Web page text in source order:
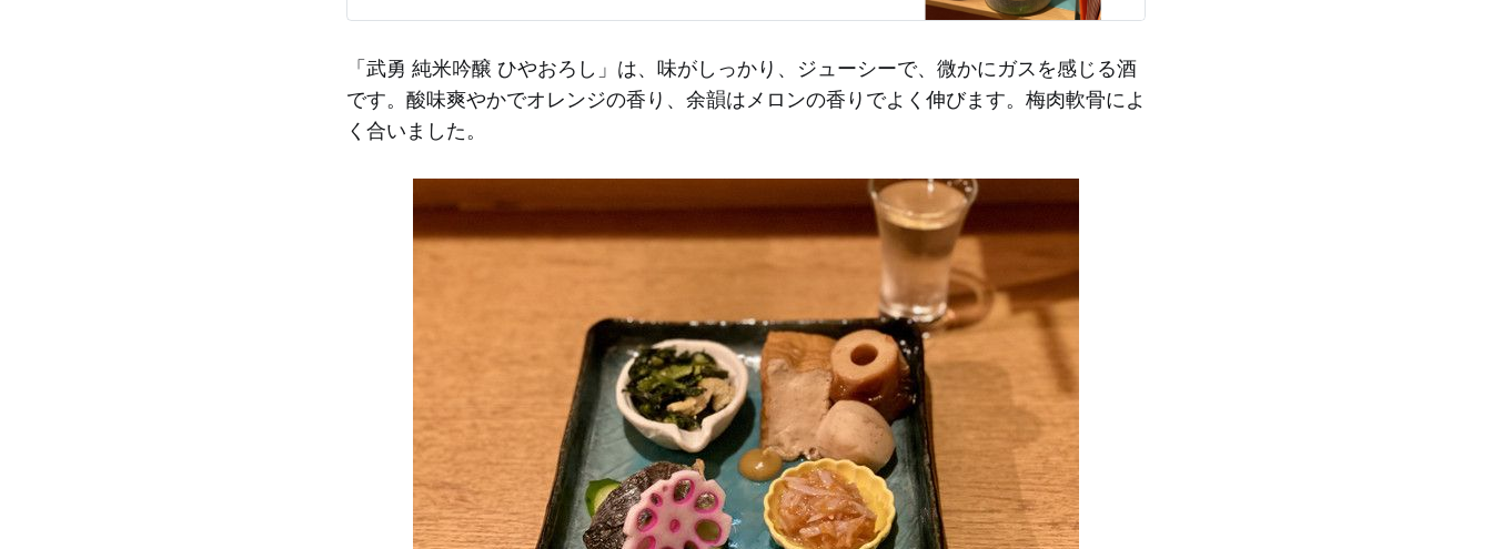
「武勇 純米吟醸 ひやおろし」は、味がしっかり、ジューシーで、微かにガスを感じる酒
です。酸味爽やかでオレンジの香り、余韻はメロンの香りでよく伸びます。梅肉軟骨によ
く合いました。